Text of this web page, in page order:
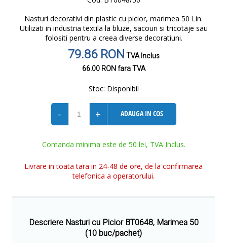
Nasturi decorativi din plastic cu picior, marimea 50 Lin.
Utilizati in industria textila la bluze, sacouri si tricotaje sau
folositi pentru a creea diverse decoratiuni.
79.86 RONTVA Inclus
66.00 RONfara TVA
Stoc: Disponibil
- + ADAUGA IN COS
Comanda minima este de 50 lei, TVA Inclus.
Livrare in toata tara in 24-48 de ore, de la confirmarea
telefonica a operatorului.
Descriere Nasturi cu Picior BT0648, Marimea 50
(10 buc/pachet)